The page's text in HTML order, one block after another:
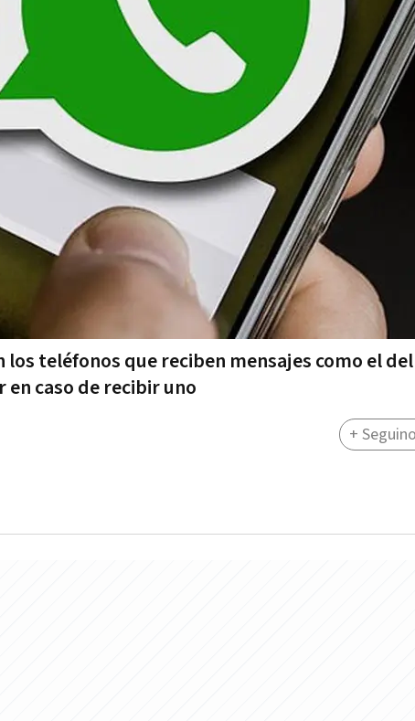
teléfonos que reciben mensajes como el del
caso de recibir uno
+